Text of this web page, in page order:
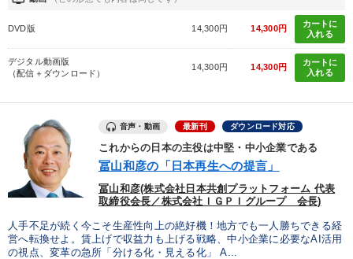
DVD版 14,300円 14,300円
カートに
入れる
デジタル動画版
（配信＋ダウンロード）
14,300円 14,300円
カートに
入れる
音声・動画 最新刊 ダウンロード対応
これからの日本の主役は中堅・中小企業である
冨山和彦の「日本再生への提言」
冨山和彦(株式会社日本共創プラットフォーム 代表
取締役会長／株式会社ＩＧＰＩグループ 会長)
人手不足が続く今こそ生産性向上の絶好機！地方でも一人勝ちできる経
営へ転換せよ。賃上げで収益力も上げる戦略、中小企業に必要なAI活用
の視点、変革の急所「分ける化・見える化」 A...